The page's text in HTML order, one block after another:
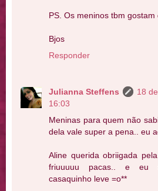
PS. Os meninos tbm gostam
Bjos
Responder
Julianna Steffens
18
16:03
Meninas para quem não
dela vale super a pena.. eu
Aline querida obriigada
friuuuuu pacas.. e eu
casaquinho leve =o**